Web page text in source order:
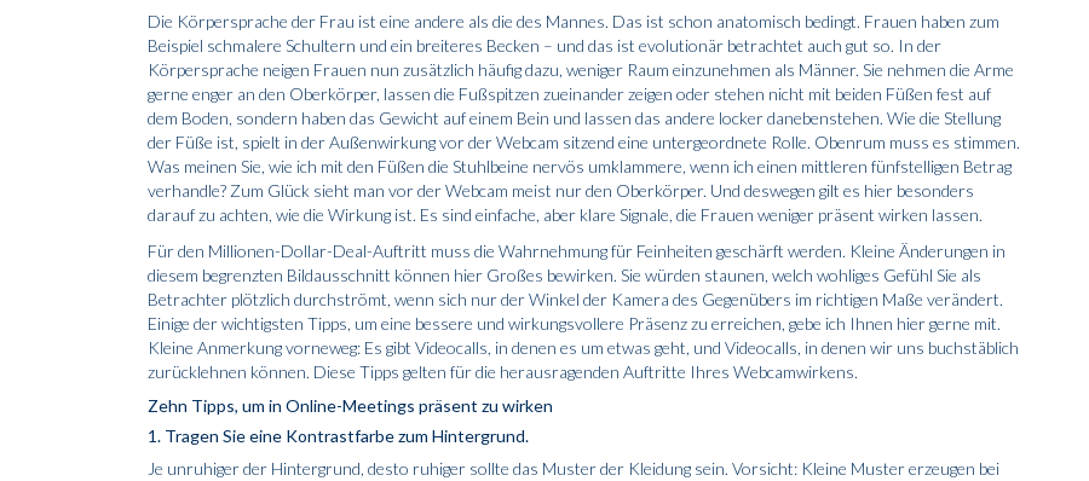
Die Körpersprache der Frau ist eine andere als die des Mannes. Das ist schon anatomisch bedingt. Frauen haben zum
Beispiel schmalere Schultern und ein breiteres Becken – und das ist evolutionär betrachtet auch gut so. In der
Körpersprache neigen Frauen nun zusätzlich häufig dazu, weniger Raum einzunehmen als Männer. Sie nehmen die Arme
gerne enger an den Oberkörper, lassen die Fußspitzen zueinander zeigen oder stehen nicht mit beiden Füßen fest auf
dem Boden, sondern haben das Gewicht auf einem Bein und lassen das andere locker danebenstehen. Wie die Stellung
der Füße ist, spielt in der Außenwirkung vor der Webcam sitzend eine untergeordnete Rolle. Obenrum muss es stimmen.
Was meinen Sie, wie ich mit den Füßen die Stuhlbeine nervös umklammere, wenn ich einen mittleren fünfstelligen Betrag
verhandle? Zum Glück sieht man vor der Webcam meist nur den Oberkörper. Und deswegen gilt es hier besonders
darauf zu achten, wie die Wirkung ist. Es sind einfache, aber klare Signale, die Frauen weniger präsent wirken lassen.
Für den Millionen-Dollar-Deal-Auftritt muss die Wahrnehmung für Feinheiten geschärft werden. Kleine Änderungen in
diesem begrenzten Bildausschnitt können hier Großes bewirken. Sie würden staunen, welch wohliges Gefühl Sie als
Betrachter plötzlich durchströmt, wenn sich nur der Winkel der Kamera des Gegenübers im richtigen Maße verändert.
Einige der wichtigsten Tipps, um eine bessere und wirkungsvollere Präsenz zu erreichen, gebe ich Ihnen hier gerne mit.
Kleine Anmerkung vorneweg: Es gibt Videocalls, in denen es um etwas geht, und Videocalls, in denen wir uns buchstäblich
zurücklehnen können. Diese Tipps gelten für die herausragenden Auftritte Ihres Webcamwirkens.
Zehn Tipps, um in Online-­Meetings präsent zu wirken
1. Tragen Sie eine Kontrastfarbe zum Hintergrund.
Je unruhiger der Hintergrund, desto ruhiger sollte das Muster der Kleidung sein. Vorsicht: Kleine Muster erzeugen bei